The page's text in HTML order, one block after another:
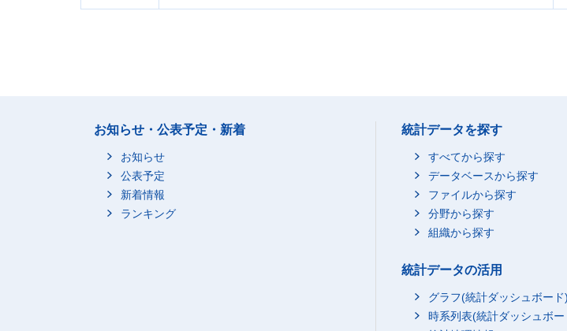
お知らせ・公表予定・新着
お知らせ
公表予定
新着情報
ランキング
統計データを探す
すべてから探す
データベースから探す
ファイルから探す
分野から探す
組織から探す
統計データの活用
グラフ(統計ダッシュボード)
時系列表(統計ダッシュボー